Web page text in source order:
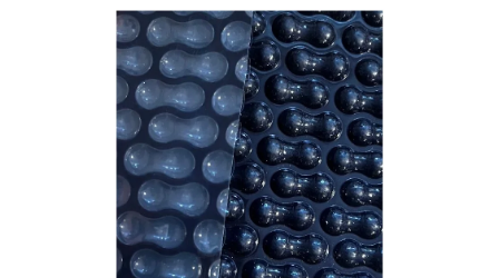
Ohřev bazénu
Instalace a montáž
Vířivky a Sauny